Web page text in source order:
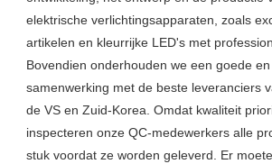
elektrische verlichtingsapparaten, zoals
artikelen en kleurrijke LED's met
Bovendien onderhouden we een goede
samenwerking met de beste leveranciers
de VS en Zuid-Korea. Omdat kwaliteit
inspecteren onze QC-medewerkers alle
stuk voordat ze worden geleverd. Er